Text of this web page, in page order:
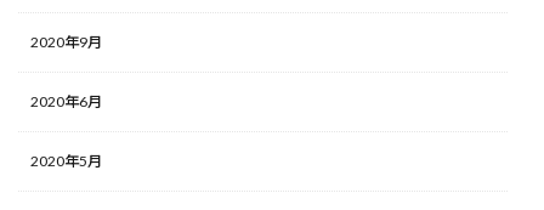
2020年9月
2020年6月
2020年5月